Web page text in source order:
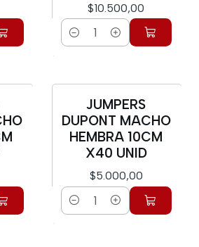
$10.500,00
Cantidad
JUMPERS
DUPONT MACHO
HEMBRA 10CM
X40 UNID
$5.000,00
Cantidad